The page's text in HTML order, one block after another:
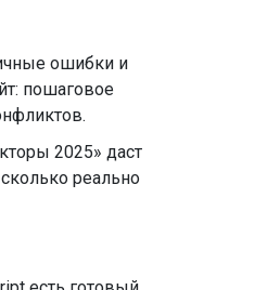
ошибки и
пошаговое
2025» даст
реально